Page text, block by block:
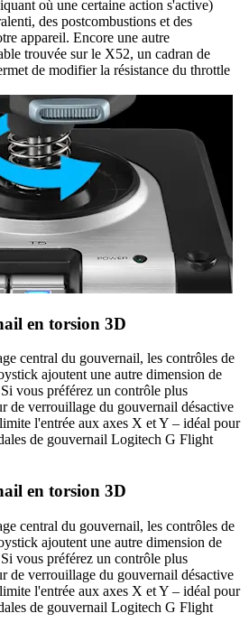
où une certaine action s'active)
des postcombustions et des
appareil. Encore une autre
trouvée sur le X52, un cadran de
de modifier la résistance du throttle
en torsion 3D
central du gouvernail, les contrôles de
ajoutent une autre dimension de
vous préférez un contrôle plus
de verrouillage du gouvernail désactive
l'entrée aux axes X et Y – idéal pour
de gouvernail Logitech G Flight
en torsion 3D
central du gouvernail, les contrôles de
ajoutent une autre dimension de
vous préférez un contrôle plus
de verrouillage du gouvernail désactive
l'entrée aux axes X et Y – idéal pour
de gouvernail Logitech G Flight